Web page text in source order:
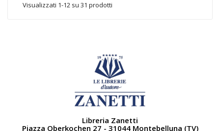
Visualizzati 1-12 su 31 prodotti
Libreria Zanetti
Piazza Oberkochen 27 - 31044 Montebelluna (TV)